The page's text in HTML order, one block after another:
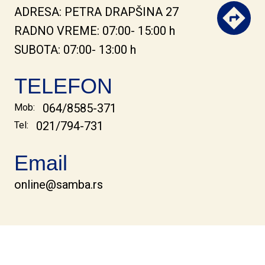
ADRESA: PETRA DRAPŠINA 27
RADNO VREME: 07:00- 15:00 h
SUBOTA: 07:00- 13:00 h
TELEFON
Mob: 064/8585-371
Tel: 021/794-731
Email
online@samba.rs